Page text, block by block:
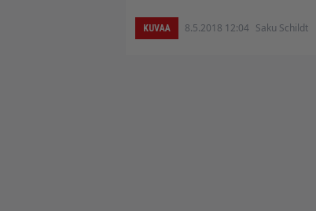
KUVAA 8.5.2018 12:04 Saku Schildt